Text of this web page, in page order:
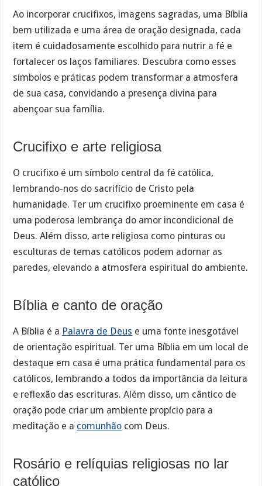
Ao incorporar crucifixos, imagens sagradas, uma Bíblia
bem utilizada e uma área de oração designada, cada
item é cuidadosamente escolhido para nutrir a fé e
fortalecer os laços familiares. Descubra como esses
símbolos e práticas podem transformar a atmosfera
de sua casa, convidando a presença divina para
abençoar sua família.
Crucifixo e arte religiosa
O crucifixo é um símbolo central da fé católica,
lembrando-nos do sacrifício de Cristo pela
humanidade. Ter um crucifixo proeminente em casa é
uma poderosa lembrança do amor incondicional de
Deus. Além disso, arte religiosa como pinturas ou
esculturas de temas católicos podem adornar as
paredes, elevando a atmosfera espiritual do ambiente.
Bíblia e canto de oração
A Bíblia é a Palavra de Deus e uma fonte inesgotável
de orientação espiritual. Ter uma Bíblia em um local de
destaque em casa é uma prática fundamental para os
católicos, lembrando a todos da importância da leitura
e reflexão das escrituras. Além disso, um cântico de
oração pode criar um ambiente propício para a
meditação e a comunhão com Deus.
Rosário e relíquias religiosas no lar
católico